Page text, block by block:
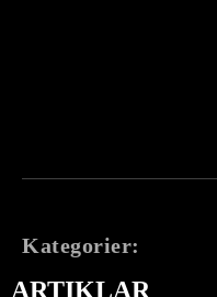
Kategorier:
ARTIKLAR